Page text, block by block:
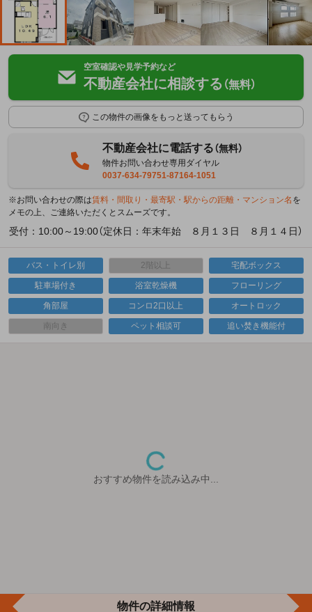
空室確認や見学予約など
不動産会社に相談する （無料）
この物件の画像をもっと送ってもらう
不動産会社に電話する（無料）
物件お問い合わせ専用ダイヤル
0037-634-79751-87164-1051
※お問い合わせの際は賃料・間取り・最寄駅・駅からの距離・マンション名 を
メモの上、ご連絡いただくとスムーズです。
受付：10:00～19:00（定休日：年末年始 ８月１３日 ８月１４日）
バス・トイレ別 2階以上 宅配ボックス
駐車場付き 浴室乾燥機 フローリング
角部屋 コンロ2口以上 オートロック
南向き ペット相談可 追い焚き機能付
おすすめ物件を読み込み中...
物件の詳細情報